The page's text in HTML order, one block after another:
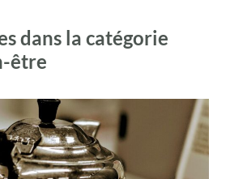
dans la catégorie
être